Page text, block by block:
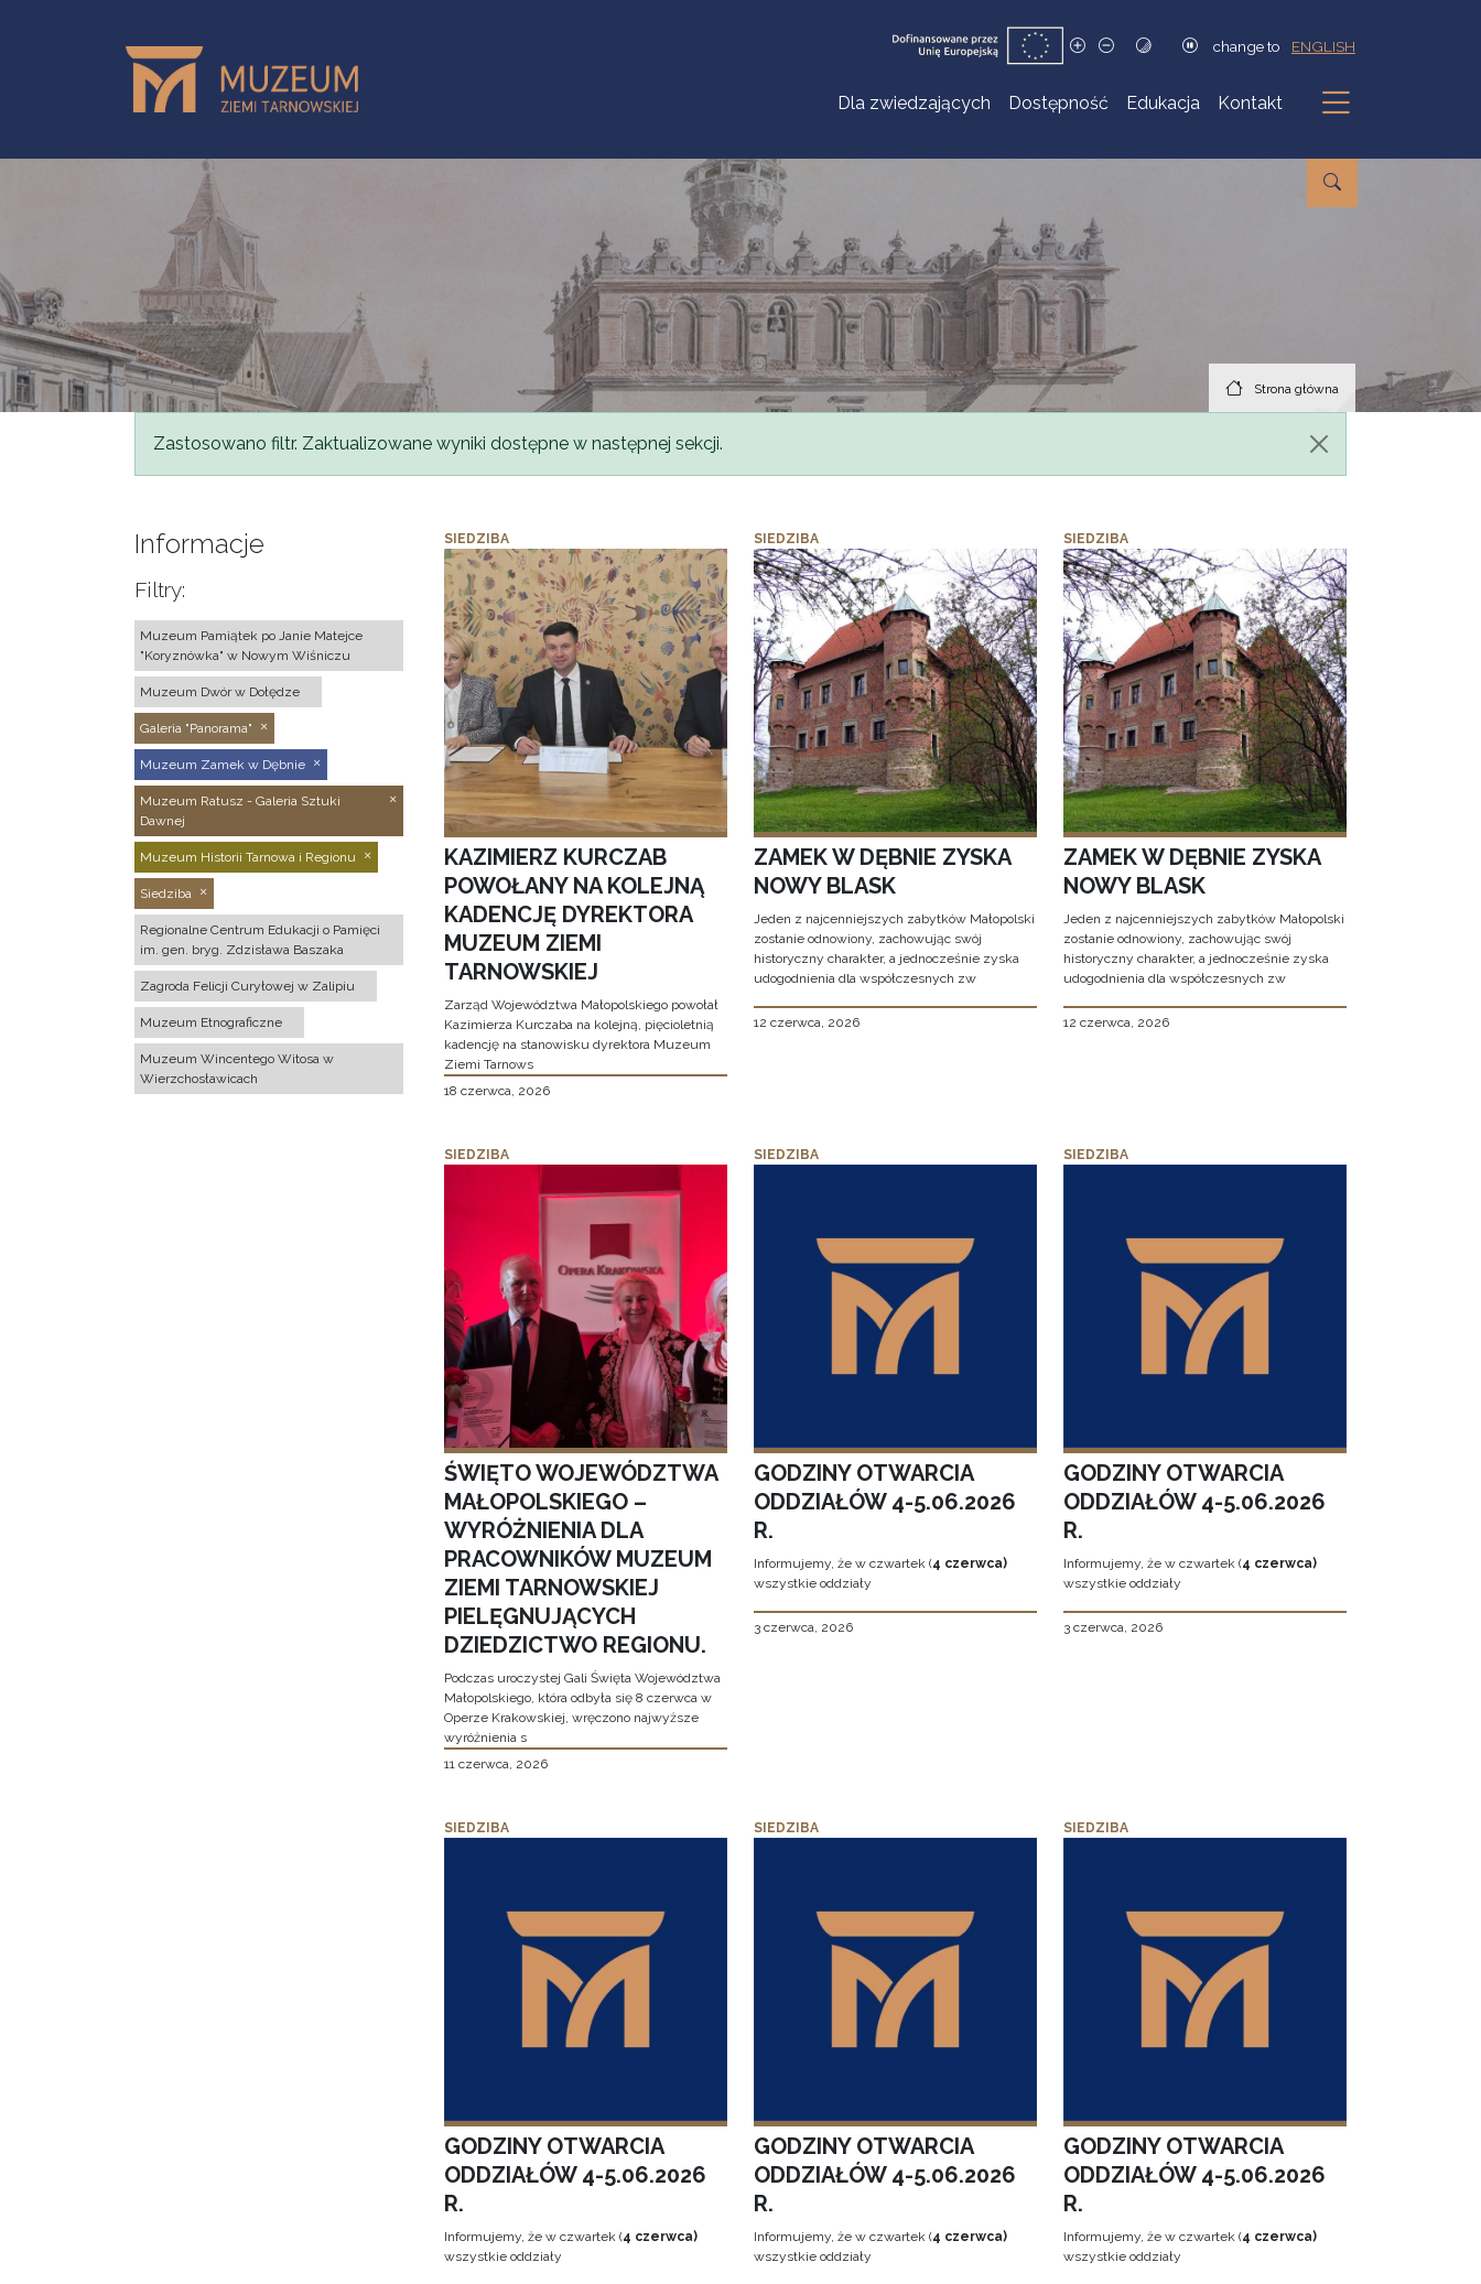
change to ENGLISH
Dla zwiedzających Dostępność Edukacja Kontakt
Podmenu
Strona główna
Komunikat
Zastosowano filtr. Zaktualizowane wyniki dostępne w następnej sekcji.
Informacje
Filtry:
Muzeum Pamiątek po Janie Matejce
"Koryznówka" w Nowym Wiśniczu
Muzeum Dwór w Dołędze
Galeria "Panorama"
Muzeum Zamek w Dębnie
Muzeum Ratusz - Galeria Sztuki
Dawnej
Muzeum Historii Tarnowa i Regionu
Siedziba
Regionalne Centrum Edukacji o Pamięci
im. gen. bryg. Zdzisława Baszaka
Zagroda Felicji Curyłowej w Zalipiu
Muzeum Etnograficzne
Muzeum Wincentego Witosa w
Wierzchosławicach
SIEDZIBA
KAZIMIERZ KURCZAB
POWOŁANY NA KOLEJNĄ
KADENCJĘ DYREKTORA
MUZEUM ZIEMI
TARNOWSKIEJ
Zarząd Województwa Małopolskiego powołał
Kazimierza Kurczaba na kolejną, pięcioletnią
kadencję na stanowisku dyrektora Muzeum
Ziemi Tarnows
18 czerwca, 2026
SIEDZIBA
ZAMEK W DĘBNIE ZYSKA
NOWY BLASK
Jeden z najcenniejszych zabytków Małopolski
zostanie odnowiony, zachowując swój
historyczny charakter, a jednocześnie zyska
udogodnienia dla współczesnych zw
12 czerwca, 2026
SIEDZIBA
ZAMEK W DĘBNIE ZYSKA
NOWY BLASK
Jeden z najcenniejszych zabytków Małopolski
zostanie odnowiony, zachowując swój
historyczny charakter, a jednocześnie zyska
udogodnienia dla współczesnych zw
12 czerwca, 2026
SIEDZIBA
ŚWIĘTO WOJEWÓDZTWA
MAŁOPOLSKIEGO –
WYRÓŻNIENIA DLA
PRACOWNIKÓW MUZEUM
ZIEMI TARNOWSKIEJ
PIELĘGNUJĄCYCH
DZIEDZICTWO REGIONU.
Podczas uroczystej Gali Święta Województwa
Małopolskiego, która odbyła się 8 czerwca w
Operze Krakowskiej, wręczono najwyższe
wyróżnienia s
11 czerwca, 2026
SIEDZIBA
GODZINY OTWARCIA
ODDZIAŁÓW 4-5.06.2026
R.
Informujemy, że w czwartek (4 czerwca)
wszystkie oddziały
3 czerwca, 2026
SIEDZIBA
GODZINY OTWARCIA
ODDZIAŁÓW 4-5.06.2026
R.
Informujemy, że w czwartek (4 czerwca)
wszystkie oddziały
3 czerwca, 2026
SIEDZIBA
GODZINY OTWARCIA
ODDZIAŁÓW 4-5.06.2026
R.
Informujemy, że w czwartek (4 czerwca)
wszystkie oddziały
SIEDZIBA
GODZINY OTWARCIA
ODDZIAŁÓW 4-5.06.2026
R.
Informujemy, że w czwartek (4 czerwca)
wszystkie oddziały
SIEDZIBA
GODZINY OTWARCIA
ODDZIAŁÓW 4-5.06.2026
R.
Informujemy, że w czwartek (4 czerwca)
wszystkie oddziały